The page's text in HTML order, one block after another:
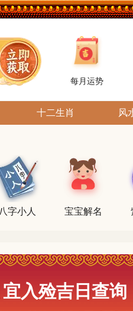
每月运势
十二生肖 风
八字小人 宝宝解名
入殓吉日查询